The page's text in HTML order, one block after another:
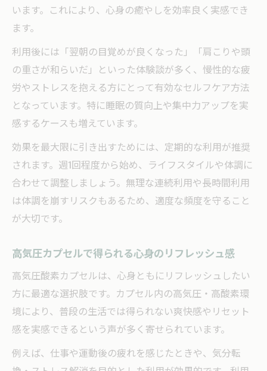
います。これにより、心身の癒やしを効率良く実感でき
ます。
利用後には「翌朝の目覚めが良くなった」「肩こりや頭
の重さが和らいだ」といった体験談が多く、慢性的な疲
労やストレスを抱える方にとって有効なセルフケア方法
となっています。特に睡眠の質向上や集中力アップを実
感するケースも増えています。
効果を最大限に引き出すためには、定期的な利用が推奨
されます。週1回程度から始め、ライフスタイルや体調に
合わせて調整しましょう。無理な連続利用や長時間利用
は体調を崩すリスクもあるため、適度な頻度を守ること
が大切です。
高気圧カプセルで得られる心身のリフレッシュ感
高気圧酸素カプセルは、心身ともにリフレッシュしたい
方に最適な選択肢です。カプセル内の高気圧・高酸素環
境により、普段の生活では得られない爽快感やリセット
感を実感できるという声が多く寄せられています。
例えば、仕事や運動後の疲れを感じたときや、気分転